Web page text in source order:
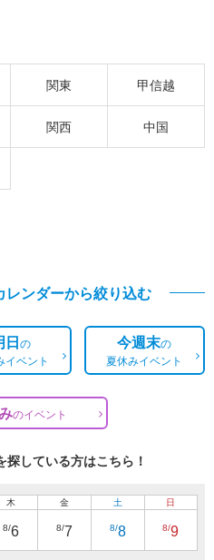
関東 甲信越
関西 中国
レンダーから絞り込む
日の
イベント
今週末の
夏休みイベント
のイベント
している方はこちら！
木
8/6
金
8/7
土
8/8
日
8/9